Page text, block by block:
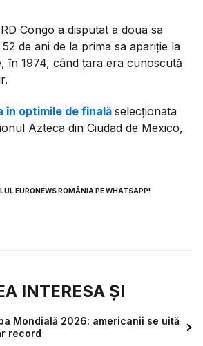
Congo a disputat a doua sa
de ani de la prima sa apariție la
în 1974, când țara era cunoscută
în optimile de finală selecționata
Azteca din Ciudad de Mexico,
EURONEWS ROMÂNIA PE WHATSAPP!
INTERESA ȘI
Mondială 2026: americanii se uită
record